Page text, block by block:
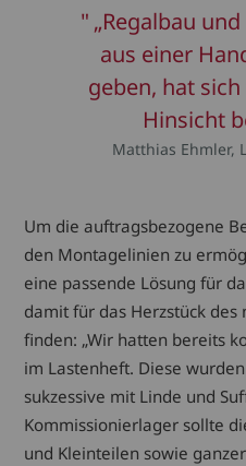
„Regalbau
aus einer
geben, hat
Hinsicht
Matthias Ehmler,
Um die auftragsbezogene
den Montagelinien zu
eine passende Lösung für
damit für das Herzstück des
finden: „Wir hatten bereits
im Lastenheft. Diese
sukzessive mit Linde und
Kommissionierlager sollte
und Kleinteilen sowie